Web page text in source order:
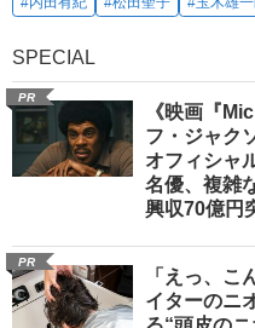
SPECIAL
PR
《映画『
フ・ジャク
オフィシャ
名優、複雑
興収70億円
PR
「えっ、こ
イターのニ